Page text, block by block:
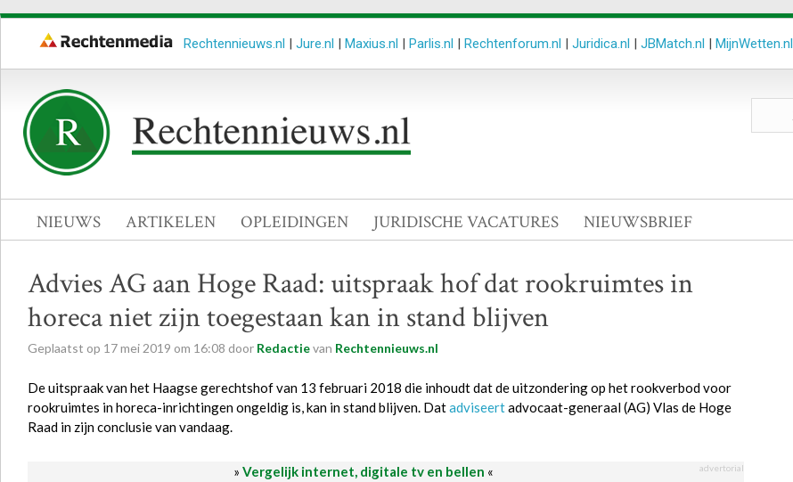
Rechtennieuws.nl | Jure.nl | Maxius.nl | Parlis.nl | Rechtenforum.nl | Juridica.nl | JBMatch.nl | MijnWetten.nl
NIEUWS ARTIKELEN OPLEIDINGEN JURIDISCHE VACATURES NIEUWSBRIEF
Advies AG aan Hoge Raad: uitspraak hof dat rookruimtes in
horeca niet zijn toegestaan kan in stand blijven
Geplaatst op 17mei 2019 om 16:08 door Redactievan Rechtennieuws.nl
De uitspraak van het Haagse gerechtshof van 13 februari 2018 die inhoudt dat de uitzondering op het rookverbod voor
rookruimtes in horeca-inrichtingen ongeldig is, kan in stand blijven. Datadviseertadvocaat-generaal (AG) Vlas de Hoge
Raad in zijn conclusie van vandaag.
» Vergelijk internet, digitale tv en bellen « advertorial